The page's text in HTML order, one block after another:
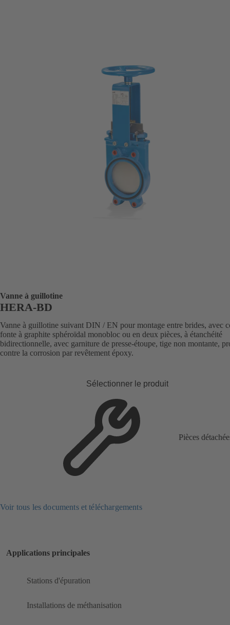
Vanne à guillotine
HERA-BD
Vanne à guillotine suivant DIN / EN pour montage entre brides, avec
fonte à graphite sphéroïdal monobloc ou en deux pièces, à étanchéité
bidirectionnelle, avec garniture de presse-étoupe, tige non montante,
contre la corrosion par revêtement époxy.
Sélectionner le produit
Pièces
Voir tous les documents et téléchargements
Applications principales
Stations d'épuration
Installations de méthanisation